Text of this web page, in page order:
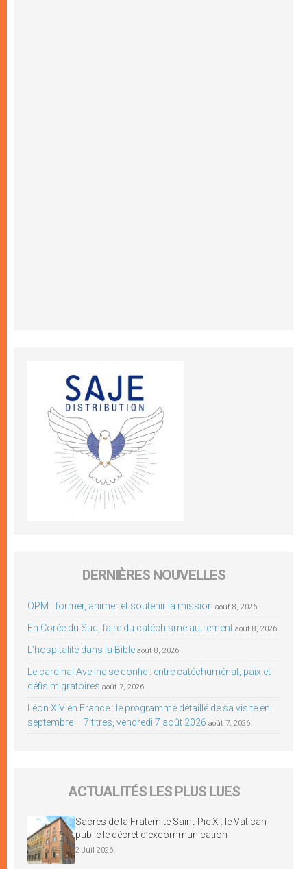
DERNIÈRES NOUVELLES
OPM : former, animer et soutenir la mission août 8, 2026
En Corée du Sud, faire du catéchisme autrement août 8, 2026
L’hospitalité dans la Bible août 8, 2026
Le cardinal Aveline se confie : entre catéchuménat, paix et
défis migratoires août 7, 2026
Léon XIV en France : le programme détaillé de sa visite en
septembre – 7 titres, vendredi 7 août 2026 août 7, 2026
ACTUALITÉS LES PLUS LUES
Sacres de la Fraternité Saint-Pie X : le Vatican
publie le décret d’excommunication
2 Juil 2026